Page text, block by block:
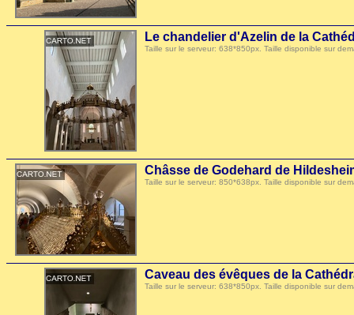
Le chandelier d'Azelin de la
Taille sur le serveur: 638*850px. Taille disponible sur
Châsse de Godehard de
Taille sur le serveur: 850*638px. Taille disponible sur
Caveau des évêques de la
Taille sur le serveur: 638*850px. Taille disponible sur